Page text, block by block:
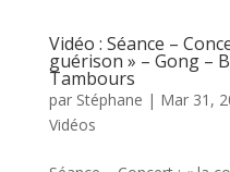
Vidéo : Séance –
guérison » – Gong –
Tambours
par Stéphane | Mar 31,
Vidéos